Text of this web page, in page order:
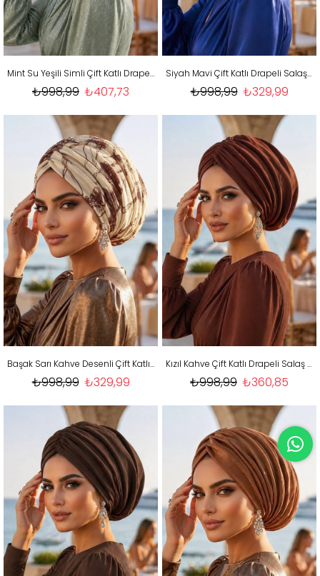
Mint Su Yeşili Simli Çift Katlı Drapeli Salaş Bone
₺407,73
₺998,99
Siyah Mavi Çift Katlı Drapeli Salaş Bone
₺329,99
₺998,99
Başak Sarı Kahve Desenli Çift Katlı Drapeli Salaş Bone
₺329,99
₺998,99
Kızıl Kahve Çift Katlı Drapeli Salaş Bone
₺360,85
₺998,99